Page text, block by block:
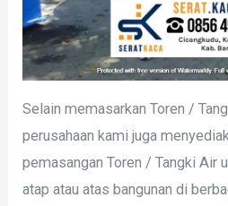
Selain memasarkan Toren /
perusahaan kami juga
pemasangan Toren / Tangki Air
atap atau atas bangunan di